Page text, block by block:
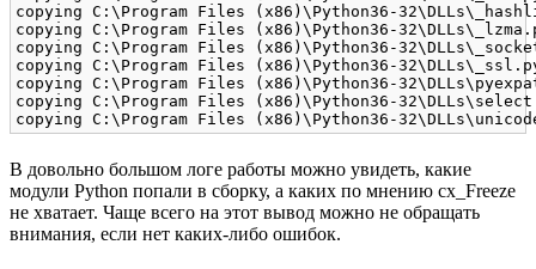
copying C:\Program Files (x86)\Python36-
copying C:\Program Files (x86)\Python36-
copying C:\Program Files (x86)\Python36-
copying C:\Program Files (x86)\Python36-
copying C:\Program Files (x86)\Python36-
copying C:\Program Files (x86)\Python36-
В довольно большом логе работы можно увидеть, какие
модули Python попали в сборку, а каких по мнению cx_Freeze
не хватает. Чаще всего на этот вывод можно не обращать
внимания, если нет каких-либо ошибок.